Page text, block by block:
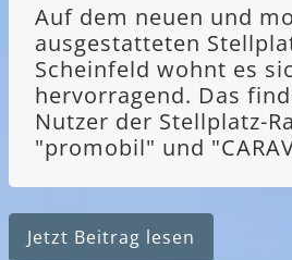
Auf dem neuen und
ausgestatteten
Scheinfeld wohnt es
hervorragend. Das
Nutzer der Stellplatz-
"promobil" und
Jetzt Beitrag lesen